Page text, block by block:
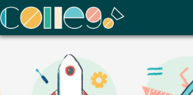
ColleGo! 大學選才與高中育才輔助系統